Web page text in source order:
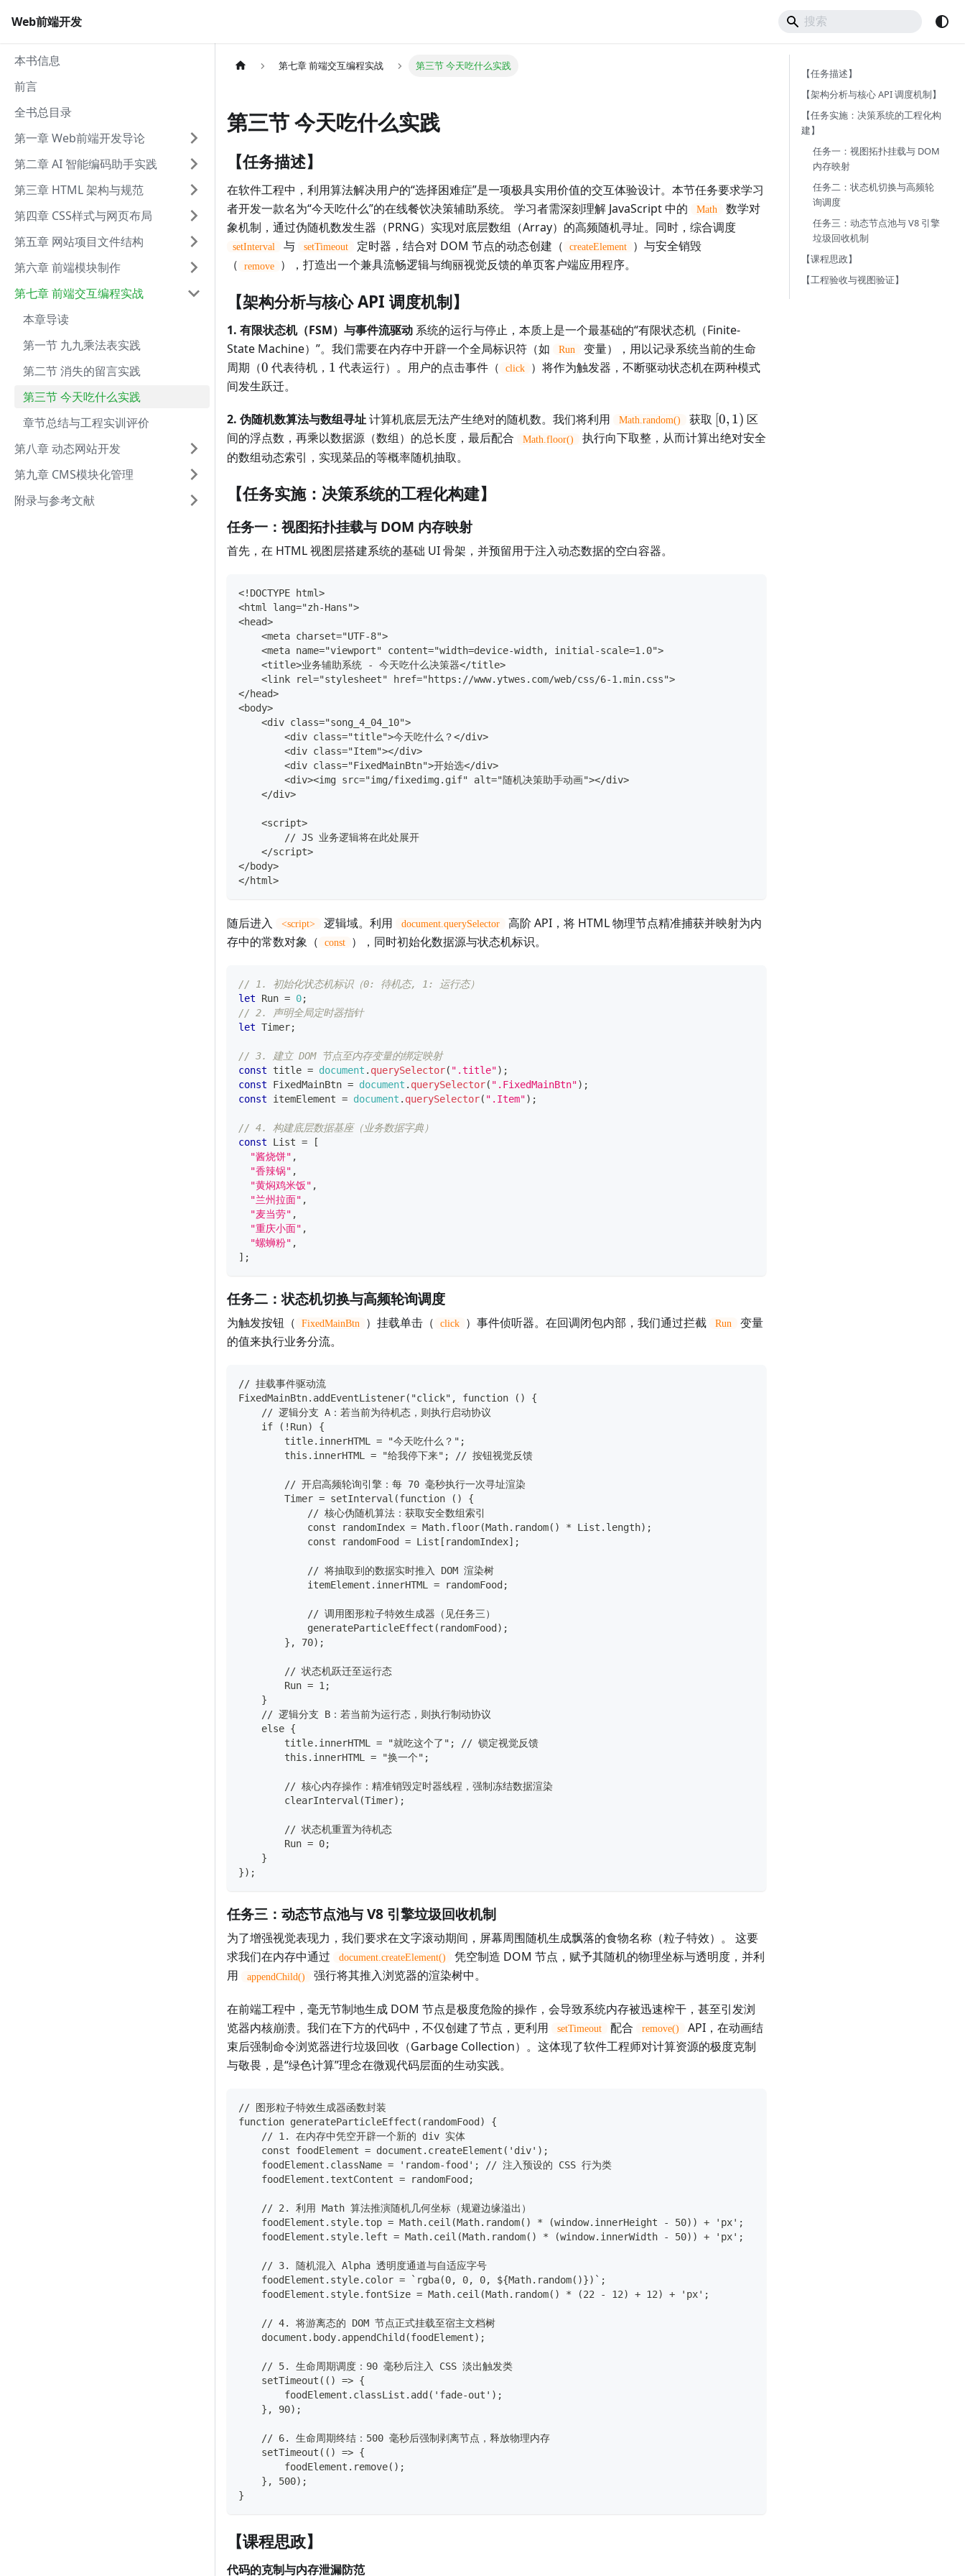
Web前端开发
本书信息
前言
全书总目录
第一章 Web前端开发导论
第二章 AI 智能编码助手实践
第三章 HTML 架构与规范
第四章 CSS样式与网页布局
第五章 网站项目文件结构
第六章 前端模块制作
第七章 前端交互编程实战
本章导读
第一节 九九乘法表实践
第二节 消失的留言实践
第三节 今天吃什么实践
章节总结与工程实训评价
第八章 动态网站开发
第九章 CMS模块化管理
附录与参考文献
第七章 前端交互编程实战 第三节 今天吃什么实践
第三节 今天吃什么实践
【任务描述】
在软件工程中，利用算法解决用户的“选择困难症”是一项极具实用价值的交互体验设计。本节任务要求学习
者开发一款名为“今天吃什么”的在线餐饮决策辅助系统。 学习者需深刻理解 JavaScript 中的
Math
数学对
象机制，通过伪随机数发生器（PRNG）实现对底层数组（Array）的高频随机寻址。同时，综合调度
setInterval 与 setTimeout 定时器，结合对 DOM 节点的动态创建（ createElement
）与安全销毁
（
remove ），打造出一个兼具流畅逻辑与绚丽视觉反馈的单页客户端应用程序。
【架构分析与核心 API 调度机制】
1. 有限状态机（FSM）与事件流驱动 系统的运行与停止，本质上是一个最基础的“有限状态机（Finite-
State Machine）”。我们需要在内存中开辟一个全局标识符（如
Run
变量），用以记录系统当前的生命
周期（0
0 代表待机， 1
1 代表运行）。用户的点击事件（ click
）将作为触发器，不断驱动状态机在两种模式
间发生跃迁。
2. 伪随机数算法与数组寻址计算机底层无法产生绝对的随机数。我们将利用 Math.random() 获取 [0,
1)
[0, 1) 区
间的浮点数，再乘以数据源（数组）的总长度，最后配合
Math.floor()
执行向下取整，从而计算出绝对安全
的数组动态索引，实现菜品的等概率随机抽取。
【任务实施：决策系统的工程化构建】
任务一：视图拓扑挂载与 DOM 内存映射
首先，在 HTML 视图层搭建系统的基础 UI 骨架，并预留用于注入动态数据的空白容器。
<!DOCTYPE html>
<html lang="zh-Hans">
<head>
    <meta charset="UTF-8">
    <meta name="viewport" content="width=device-width, initial-scale=1.0">
    <title>业务辅助系统 - 今天吃什么决策器</title>
    <link rel="stylesheet" href="https://www.ytwes.com/web/css/6-1.min.css">
</head>
<body>
    <div class="song_4_04_10">
        <div class="title">今天吃什么？</div>
        <div class="Item"></div>
        <div class="FixedMainBtn">开始选</div>
        <div><img src="img/fixedimg.gif" alt="随机决策助手动画"></div>
    </div>
    <script>
        // JS 业务逻辑将在此处展开
    </script>
</body>
</html>
随后进入 <script> 逻辑域。利用 document.querySelector
高阶 API，将 HTML 物理节点精准捕获并映射为内
存中的常数对象（
const ），同时初始化数据源与状态机标识。
// 1. 初始化状态机标识（0: 待机态, 1: 运行态）
let
Run = 0;
// 2. 声明全局定时器指针
let Timer;
// 3. 建立 DOM 节点至内存变量的绑定映射
const title = document . querySelector( ".title") ;
const
FixedMainBtn = document . querySelector( ".FixedMainBtn") ;
const itemElement = document . querySelector( ".Item") ;
// 4. 构建底层数据基座（业务数据字典）
const
List =
[
"酱烧饼" ,
"香辣锅" ,
"黄焖鸡米饭" ,
"兰州拉面" ,
"麦当劳" ,
"重庆小面" ,
"螺蛳粉" ,
] ;
任务二：状态机切换与高频轮询调度
为触发按钮（ FixedMainBtn ）挂载单击（ click ）事件侦听器。在回调闭包内部，我们通过拦截 Run
变量
的值来执行业务分流。
// 挂载事件驱动流
FixedMainBtn.addEventListener("click", function () {
    // 逻辑分支 A：若当前为待机态，则执行启动协议
    if (!Run) {
        title.innerHTML = "今天吃什么？";
        this.innerHTML = "给我停下来"; // 按钮视觉反馈
        // 开启高频轮询引擎：每 70 毫秒执行一次寻址渲染
        Timer = setInterval(function () {
            // 核心伪随机算法：获取安全数组索引
            const randomIndex = Math.floor(Math.random() * List.length);
            const randomFood = List[randomIndex];
            // 将抽取到的数据实时推入 DOM 渲染树
            itemElement.innerHTML = randomFood;
            // 调用图形粒子特效生成器（见任务三）
            generateParticleEffect(randomFood);
        }, 70);
        // 状态机跃迁至运行态
        Run = 1;
    }
    // 逻辑分支 B：若当前为运行态，则执行制动协议
    else {
        title.innerHTML = "就吃这个了"; // 锁定视觉反馈
        this.innerHTML = "换一个";
        // 核心内存操作：精准销毁定时器线程，强制冻结数据渲染
        clearInterval(Timer);
        // 状态机重置为待机态
        Run = 0;
    }
});
任务三：动态节点池与 V8 引擎垃圾回收机制
为了增强视觉表现力，我们要求在文字滚动期间，屏幕周围随机生成飘落的食物名称（粒子特效）。 这要
求我们在内存中通过
document.createElement()
凭空制造 DOM 节点，赋予其随机的物理坐标与透明度，并利
用
appendChild() 强行将其推入浏览器的渲染树中。
在前端工程中，毫无节制地生成 DOM 节点是极度危险的操作，会导致系统内存被迅速榨干，甚至引发浏
览器内核崩溃。我们在下方的代码中，不仅创建了节点，更利用
setTimeout 配合 remove()
API，在动画结
束后强制命令浏览器进行垃圾回收（Garbage Collection）。这体现了软件工程师对计算资源的极度克制
与敬畏，是“绿色计算”理念在微观代码层面的生动实践。
// 图形粒子特效生成器函数封装
function generateParticleEffect(randomFood) {
    // 1. 在内存中凭空开辟一个新的 div 实体
    const foodElement = document.createElement('div');
    foodElement.className = 'random-food'; // 注入预设的 CSS 行为类
    foodElement.textContent = randomFood;
    // 2. 利用 Math 算法推演随机几何坐标（规避边缘溢出）
    foodElement.style.top = Math.ceil(Math.random() * (window.innerHeight - 50)) + 'px';
    foodElement.style.left = Math.ceil(Math.random() * (window.innerWidth - 50)) + 'px';
    // 3. 随机混入 Alpha 透明度通道与自适应字号
    foodElement.style.color = `rgba(0, 0, 0, ${Math.random()})`;
    foodElement.style.fontSize = Math.ceil(Math.random() * (22 - 12) + 12) + 'px';
    // 4. 将游离态的 DOM 节点正式挂载至宿主文档树
    document.body.appendChild(foodElement);
    // 5. 生命周期调度：90 毫秒后注入 CSS 淡出触发类
    setTimeout(() => {
        foodElement.classList.add('fade-out');
    }, 90);
    // 6. 生命周期终结：500 毫秒后强制剥离节点，释放物理内存
    setTimeout(() => {
        foodElement.remove();
    }, 500);
}
【课程思政】
代码的克制与内存泄漏防范
【任务描述】
【架构分析与核心 API 调度机制】
【任务实施：决策系统的工程化构
建】
任务一：视图拓扑挂载与 DOM
内存映射
任务二：状态机切换与高频轮
询调度
任务三：动态节点池与 V8 引擎
垃圾回收机制
【课程思政】
【工程验收与视图验证】